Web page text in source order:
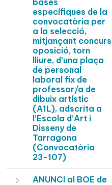
bases
específiques de la
convocatòria per
a la selecció,
mitjançant concurs
oposició, torn
lliure, d’una plaça
de personal
laboral fix de
professor/a de
dibuix artístic
(A1L), adscrita a
l’Escola d’Art i
Disseny de
Tarragona
(Convocatòria
23-107)
ANUNCI al BOE de